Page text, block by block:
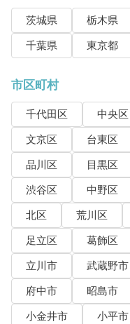
茨城県 栃木県
千葉県
東京都
市区町村
千代田区 中央区
文京区
台東区
品川区
目黒区
渋谷区
中野区
北区
荒川区
足立区
葛飾区
立川市
武蔵野市
府中市
昭島市
小金井市
小平市